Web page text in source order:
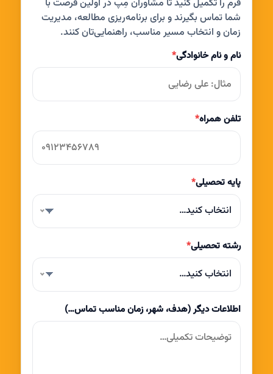
فرم را تکمیل کنید تا مشاوران مِپ در اولین فرصت با
شما تماس بگیرند و برای برنامه‌ریزی مطالعه، مدیریت
زمان و انتخاب مسیر مناسب، راهنمایی‌تان کنند.
نام و نام خانوادگی*
تلفن همراه*
پایه تحصیلی*
انتخاب کنید…
رشته تحصیلی*
انتخاب کنید…
اطلاعات دیگر (هدف، شهر، زمان مناسب تماس…)